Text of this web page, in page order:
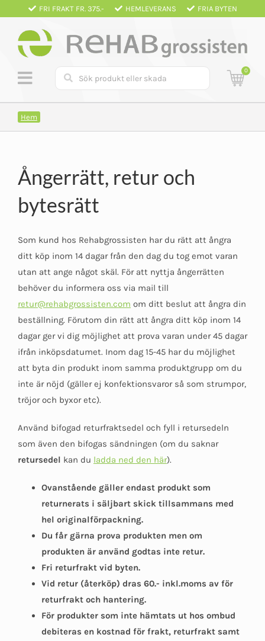
Fortsätt
innehållet
FRI FRAKT FR. 375.- HEMLEVERANS FRIA BYTEN
0
Hem
Ångerrätt, retur och
bytesrätt
Som kund hos Rehabgrossisten har du rätt att ångra
ditt köp inom 14 dagar från den dag du tog emot varan
utan att ange något skäl. För att nyttja ångerrätten
behöver du informera oss via mail till
retur@rehabgrossisten.com om ditt beslut att ångra din
beställning. Förutom din rätt att ångra ditt köp inom 14
dagar ger vi dig möjlighet att prova varan under 45 dagar
ifrån inköpsdatumet. Inom dag 15-45 har du möjlighet
att byta din produkt inom samma produktgrupp om du
inte är nöjd (gäller ej konfektionsvaror så som strumpor,
tröjor och byxor etc).
Använd bifogad returfraktsedel och fyll i retursedeln
som även den bifogas sändningen (om du saknar
retursedel kan du ladda ned den här).
Ovanstående gäller endast produkt som
returnerats i säljbart skick tillsammans med
hel originalförpackning.
Du får gärna prova produkten men om
produkten är använd godtas inte retur.
Fri returfrakt vid byten.
Vid retur (återköp) dras 60.- inkl.moms av för
returfrakt och hantering.
För produkter som inte hämtats ut hos ombud
debiteras en kostnad för frakt, returfrakt samt